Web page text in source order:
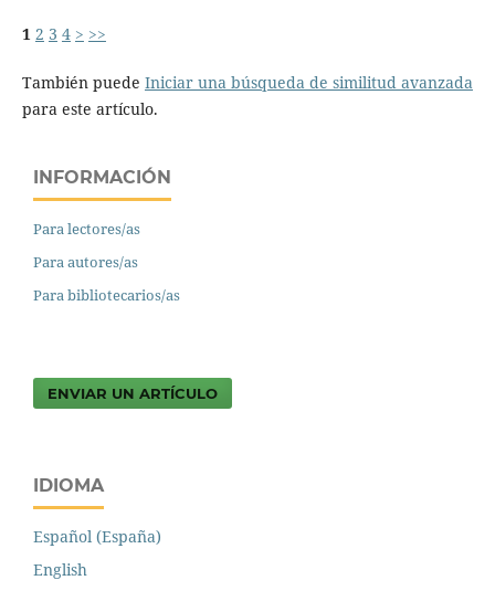
1 2 3 4 > >>
También puede Iniciar una búsqueda de similitud avanzada
para este artículo.
INFORMACIÓN
Para lectores/as
Para autores/as
Para bibliotecarios/as
ENVIAR UN ARTÍCULO
IDIOMA
Español (España)
English